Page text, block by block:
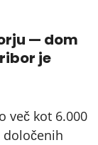
— dom
je
več kot 6.000
določenih